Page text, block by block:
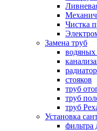
Чистка
Замена труб
стояков
труб
труб
труб
Установка
фильтра